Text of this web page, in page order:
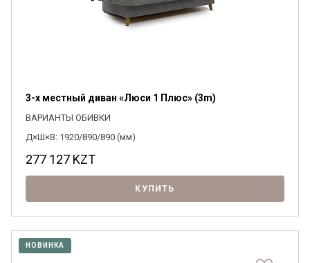
3-х местный диван «Люси 1 Плюс» (3m)
ВАРИАНТЫ ОБИВКИ
Д×Ш×В: 1920/890/890 (мм)
277 127 KZT
КУПИТЬ
НОВИНКА